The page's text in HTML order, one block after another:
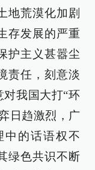
地荒漠化加剧
存发展的严重
护主义甚嚣尘
责任，刻意淡
对我国大打“环
日趋激烈，广
中的话语权不
绿色共识不断